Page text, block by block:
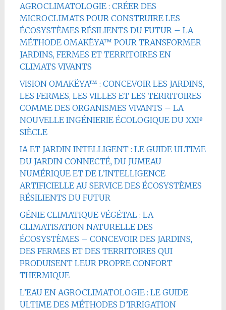
AGROCLIMATOLOGIE : CRÉER DES
MICROCLIMATS POUR CONSTRUIRE LES
ÉCOSYSTÈMES RÉSILIENTS DU FUTUR – LA
MÉTHODE OMAKËYA™ POUR TRANSFORMER
JARDINS, FERMES ET TERRITOIRES EN
CLIMATS VIVANTS
VISION OMAKËYA™ : CONCEVOIR LES JARDINS,
LES FERMES, LES VILLES ET LES TERRITOIRES
COMME DES ORGANISMES VIVANTS – LA
NOUVELLE INGÉNIERIE ÉCOLOGIQUE DU XXIᵉ
SIÈCLE
IA ET JARDIN INTELLIGENT : LE GUIDE ULTIME
DU JARDIN CONNECTÉ, DU JUMEAU
NUMÉRIQUE ET DE L’INTELLIGENCE
ARTIFICIELLE AU SERVICE DES ÉCOSYSTÈMES
RÉSILIENTS DU FUTUR
GÉNIE CLIMATIQUE VÉGÉTAL : LA
CLIMATISATION NATURELLE DES
ÉCOSYSTÈMES – CONCEVOIR DES JARDINS,
DES FERMES ET DES TERRITOIRES QUI
PRODUISENT LEUR PROPRE CONFORT
THERMIQUE
L’EAU EN AGROCLIMATOLOGIE : LE GUIDE
ULTIME DES MÉTHODES D’IRRIGATION